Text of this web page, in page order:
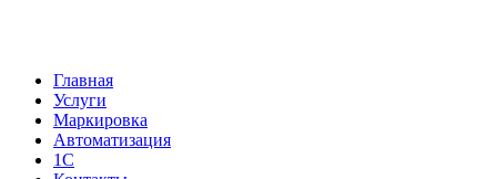
Главная
Услуги
Маркировка
Автоматизация
1С